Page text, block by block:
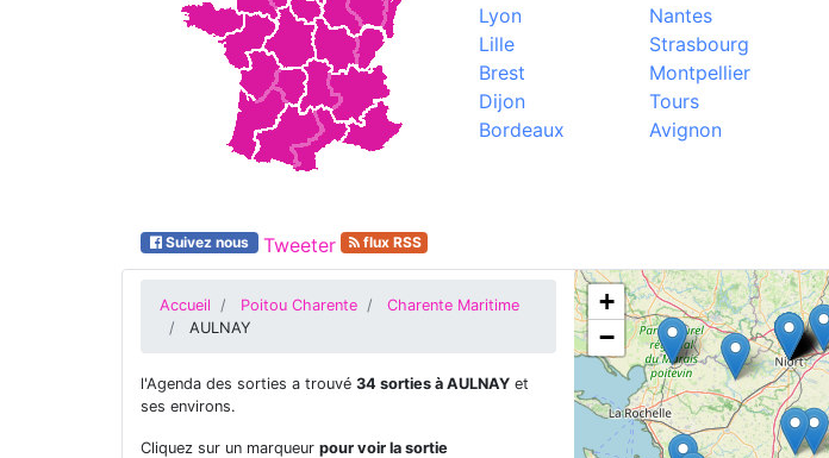
Lyon
Lille
Brest
Dijon
Bordeaux
Nantes
Strasbourg
Montpellier
Tours
Avignon
Suivez nous Tweeter flux RSS
Accueil Poitou Charente
Charente Maritime
AULNAY
l'Agenda des sorties a trouvé 34 sorties à AULNAY et
ses environs.
Cliquez sur un marqueur pour voir la sortie
+
−